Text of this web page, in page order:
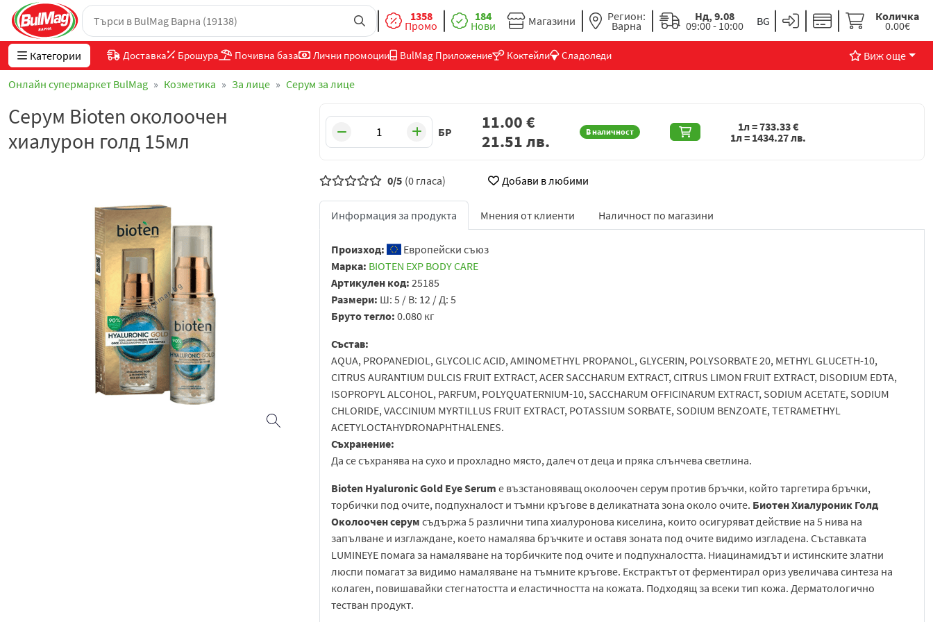
1358
Промо
184
Нови Магазини Регион:
Варна
Нд, 9.08
09:00 - 10:00
Количка
0.00€
Категории Доставка Брошура Почивна база Лични промоции BulMag Приложение Коктейли Сладоледи Виж още
Онлайн супермаркет BulMag Козметика За лице Серум за лице
Серум Bioten околоочен
хиалурон голд 15мл
БР В наличност
11.00€
21.51лв.
1л =733.33€
1л = 1434.27лв.
0/5 (0 гласа) Добави в любими
Информация за продукта Мнения от клиенти Наличност по магазини
Произход:
Европейски съюз
Марка: BIOTEN EXP BODY CARE
Артикулен код: 25185
Размери: Ш: 5 / В: 12 / Д: 5
Бруто тегло: 0.080 кг
Състав:
AQUA, PROPANEDIOL, GLYCOLIC ACID, AMINOMETHYL PROPANOL, GLYCERIN, POLYSORBATE 20, METHYL GLUCETH-10,
CITRUS AURANTIUM DULCIS FRUIT EXTRACT, ACER SACCHARUM EXTRACT, CITRUS LIMON FRUIT EXTRACT, DISODIUM EDTA,
ISOPROPYL ALCOHOL, PARFUM, POLYQUATERNIUM-10, SACCHARUM OFFICINARUM EXTRACT, SODIUM ACETATE, SODIUM
CHLORIDE, VACCINIUM MYRTILLUS FRUIT EXTRACT, POTASSIUM SORBATE, SODIUM BENZOATE, TETRAMETHYL
ACETYLOCTAHYDRONAPHTHALENES.
Съхранение:
Да се съхранява на сухо и прохладно място, далеч от деца и пряка слънчева светлина.
Bioten Hyaluronic Gold Eye Serum е възстановяващ околоочен серум против бръчки, който таргетира бръчки,
торбички под очите, подпухналост и тъмни кръгове в деликатната зона около очите. Биотен Хиалуроник Голд
Околоочен серум съдържа 5 различни типа хиалуронова киселина, които осигуряват действие на 5 нива на
запълване и изглаждане, което намалява бръчките и оставя зоната под очите видимо изгладена. Съставката
LUMINEYE помага за намаляване на торбичките под очите и подпухналостта. Ниацинамидът и истинските златни
люспи помагат за видимо намаляване на тъмните кръгове. Екстрактът от ферментирал ориз увеличава синтеза на
колаген, повишавайки стегнатостта и еластичността на кожата. Подходящ за всеки тип кожа. Дерматологично
тестван продукт.